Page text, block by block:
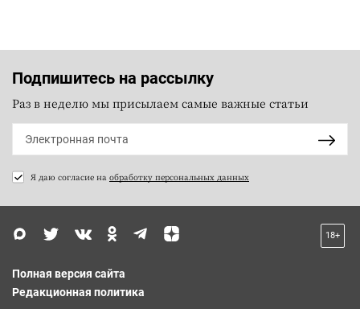
Подпишитесь на рассылку
Раз в неделю мы присылаем самые важные статьи
Я даю согласие на обработку персональных данных
18+
Полная версия сайта
Редакционная политика